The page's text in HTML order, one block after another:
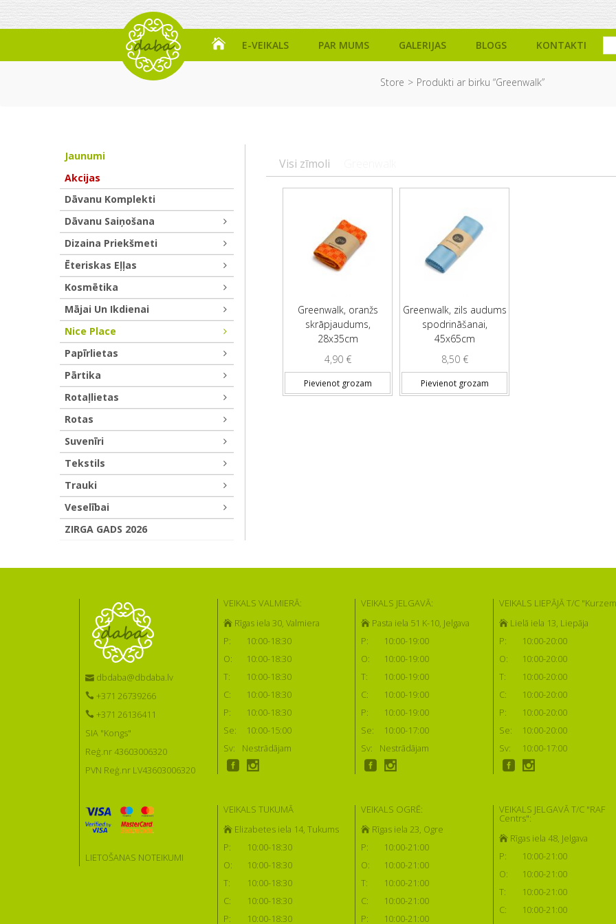
E-VEIKALS PAR MUMS GALERIJAS BLOGS KONTAKTI
Store Produkti ar birku “Greenwalk”
Visi zīmoli
Greenwalk, oranžs
skrāpjaudums,
28x35cm
4,90 €
Pievienot grozam
Greenwalk, zils audums
spodrināšanai,
45x65cm
8,50 €
Pievienot grozam
Jaunumi
Akcijas
Dāvanu Komplekti
Dāvanu Saiņošana
Dizaina Priekšmeti
Ēteriskas Eļļas
Kosmētika
Mājai Un Ikdienai
Nice Place
Papīrlietas
Pārtika
Rotaļlietas
Rotas
Suvenīri
Tekstils
Trauki
Veselībai
ZIRGA GADS 2026
dbdaba@dbdaba.lv
+371 26739266
+371 26136411
SIA "Kongs"
Reģ.nr 43603006320
PVN Reģ.nr LV43603006320
LIETOŠANAS NOTEIKUMI
VEIKALS VALMIERĀ:
Rīgas iela 30, Valmiera
P:
10:00-18:30
O:
10:00-18:30
T:
10:00-18:30
C:
10:00-18:30
P:
10:00-18:30
Se:
10:00-15:00
Sv:
Nestrādājam
VEIKALS JELGAVĀ:
Pasta iela 51 K-10, Jelgava
P:
10:00-19:00
O:
10:00-19:00
T:
10:00-19:00
C:
10:00-19:00
P:
10:00-19:00
Se:
10:00-17:00
Sv:
Nestrādājam
VEIKALS LIEPĀJĀ T/C
Lielā iela 13, Liepāja
P:
10:00-20:00
O:
10:00-20:00
T:
10:00-20:00
C:
10:00-20:00
P:
10:00-20:00
Se:
10:00-20:00
Sv:
10:00-17:00
VEIKALS TUKUMĀ
Elizabetes iela 14, Tukums
P:
10:00-18:30
O:
10:00-18:30
T:
10:00-18:30
C:
10:00-18:30
P:
10:00-18:30
VEIKALS OGRĒ:
Rīgas iela 23, Ogre
P:
10:00-21:00
O:
10:00-21:00
T:
10:00-21:00
C:
10:00-21:00
P:
10:00-21:00
VEIKALS JELGAVĀ T/C "RAF
Centrs":
Rīgas iela 48, Jelgava
P:
10:00-21:00
O:
10:00-21:00
T:
10:00-21:00
C:
10:00-21:00